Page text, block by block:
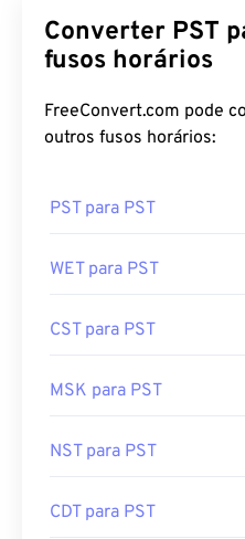
Converter PST
fusos horários
FreeConvert.com pode
outros fusos horários:
PST para PST
WET para PST
CST para PST
MSK para PST
NST para PST
CDT para PST